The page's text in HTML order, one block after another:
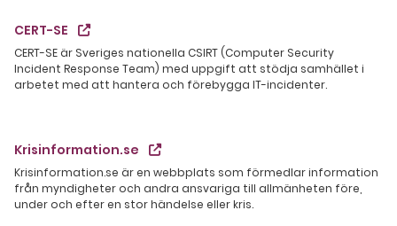
CERT-SE
CERT-SE är Sveriges nationella CSIRT (Computer Security
Incident Response Team) med uppgift att stödja samhället i
arbetet med att hantera och förebygga IT-incidenter.
Krisinformation.se
Krisinformation.se är en webbplats som förmedlar information
från myndigheter och andra ansvariga till allmänheten före,
under och efter en stor händelse eller kris.